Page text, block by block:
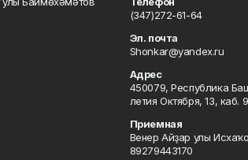
(347)272-61-64
Эл. почта
Shonkar@yandex.ru
Адрес
450079, Республика
летия Октября, 13, каб.
Приемная
Венер Айҙар улы
89279443170